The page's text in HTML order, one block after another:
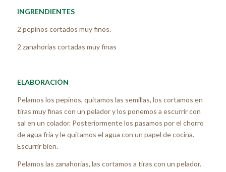
INGRENDIENTES
2 pepinos cortados muy finos.
2 zanahorias cortadas muy finas
ELABORACIÓN
Pelamos los pepinos, quitamos las semillas, los cortamos en
tiras muy finas con un pelador y los ponemos a escurrir con
sal en un colador. Posteriormente los pasamos por el chorro
de agua fría y le quitamos el agua con un papel de cocina.
Escurrir bien.
Pelamos las zanahorias, las cortamos a tiras con un pelador.